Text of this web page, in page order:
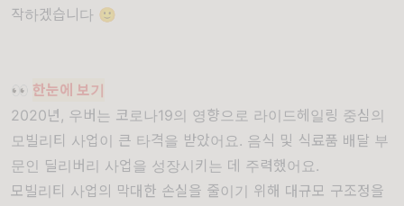
작하겠습니다 🙂
👀 한눈에 보기
2020년, 우버는 코로나19의 영향으로 라이드헤일링 중심의
모빌리티 사업이 큰 타격을 받았어요. 음식 및 식료품 배달 부
문인 딜리버리 사업을 성장시키는 데 주력했어요.
모빌리티 사업의 막대한 손실을 줄이기 위해 대규모 구조정을